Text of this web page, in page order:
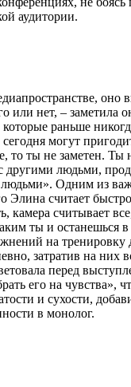
аудитории.
оно
или нет, – заметила
которые раньше
могут
то ты не заметен.
другими людьми,
Одним из
Элина считает
камера считывает
ты и останешься
на
затратив на них
перед
его на чувства»,
и сухости,
в монолог.